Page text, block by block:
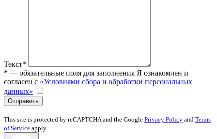
Текст*
* — обязательные поля для заполнения Я ознакомлен и
согласен с «Условиями сбора и обработки персональных
данных»
Отправить
This site is protected by reCAPTCHA and the Google Privacy Policy and Terms
of Service apply.